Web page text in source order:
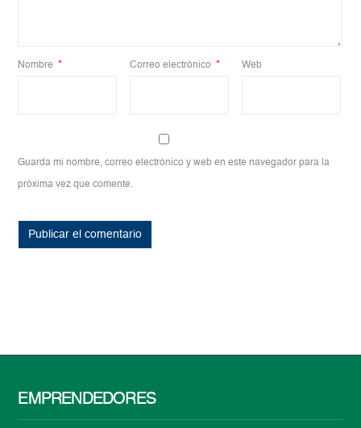
Nombre * Correo electrónico * Web
Guarda mi nombre, correo electrónico y web en este navegador para la
próxima vez que comente.
EMPRENDEDORES